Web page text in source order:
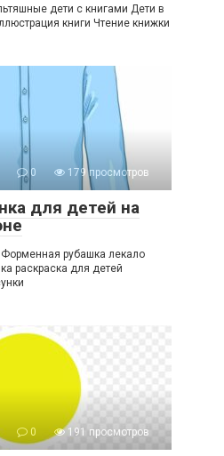
дети с книгами Дети в
книги Чтение книжки
0
179 просмотров
для детей на
рубашка лекало
раскраска для детей
0
191 просмотров